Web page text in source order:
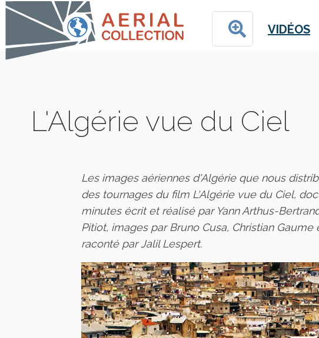
VIDÉOS
L'Algérie vue du Ciel
Les images aériennes d'Algérie que nous
des tournages du film L'Algérie vue du Ciel,
minutes écrit et réalisé par Yann Arthus-
Pitiot, images par Bruno Cusa, Christian Gaume
raconté par Jalil Lespert.